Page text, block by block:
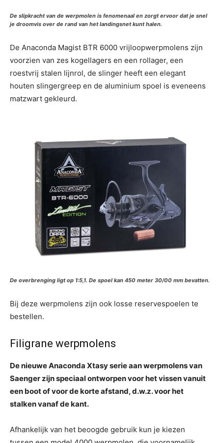
De slipkracht van de werpmolen is fenomenaal en zorgt ervoor dat je snel
je droomvis over de rand van het landingsnet kunt halen.
De Anaconda Magist BTR 6000 vrijloopwerpmolens zijn
voorzien van zes kogellagers en een rollager, een
roestvrij stalen lijnrol, de slinger heeft een elegant
houten slingergreep en de aluminium spoel is eveneens
matzwart gekleurd.
De overbrenging ligt op 1:5,1. De spoel kan 450 meter 30/00 mm bevatten.
Bij deze werpmolens zijn ook losse reservespoelen te
bestellen.
Filigrane werpmolens
De nieuwe Anaconda Xtasy serie aan werpmolens van
Saenger zijn speciaal ontworpen voor het vissen vanuit
een boot of voor de korte afstand, d.w.z. voor het
stalken vanaf de kant.
Afhankelijk van het beoogde gebruik kun je kiezen